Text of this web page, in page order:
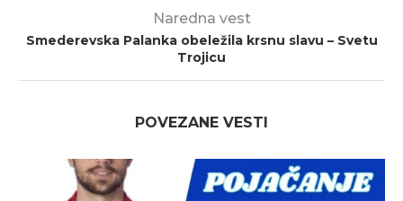
Naredna vest
Smederevska Palanka obeležila krsnu slavu – Svetu
Trojicu
POVEZANE VESTI